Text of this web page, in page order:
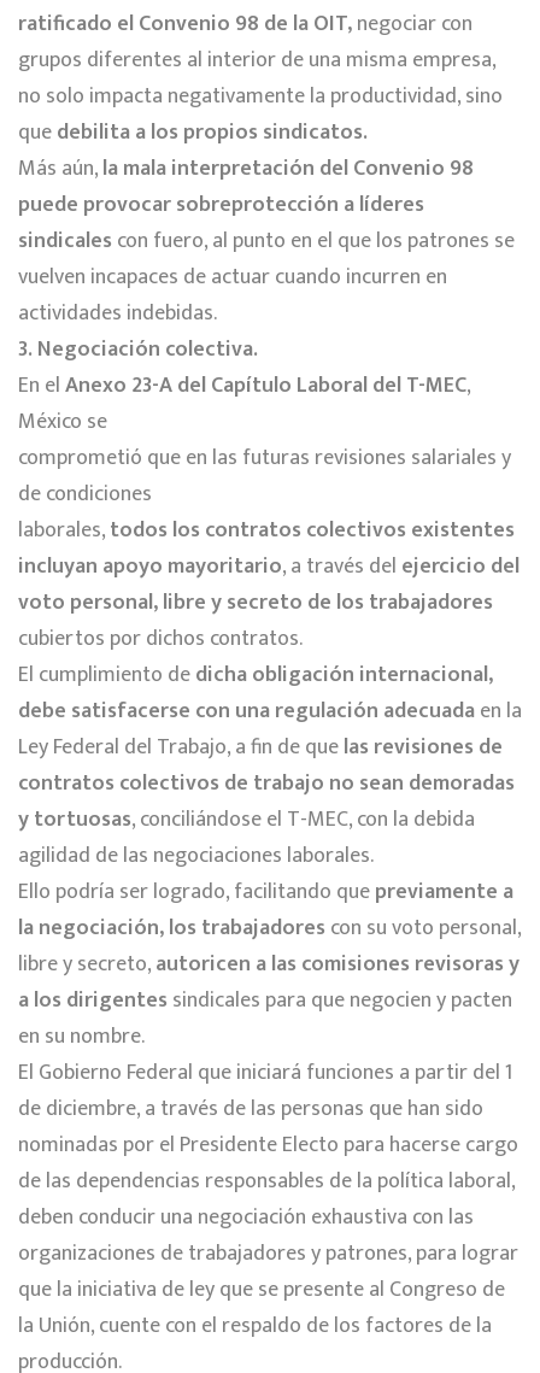
ratificado el Convenio 98 de la OIT,negociar con
grupos diferentes al interior de una misma empresa,
no solo impacta negativamente la productividad, sino
quedebilita a los propios sindicatos.
Más aún,la mala interpretación del Convenio 98
puede provocar sobreprotección a líderes
sindicales con fuero, al punto en el que los patrones se
vuelven incapaces de actuar cuando incurren en
actividades indebidas.
3. Negociación colectiva.
En elAnexo 23-A del Capítulo Laboral del T-MEC,
México se
comprometió que en las futuras revisiones salariales y
de condiciones
laborales,todos los contratos colectivos existentes
incluyan apoyo mayoritario, a través del ejercicio del
voto personal, libre y secreto de los trabajadores
cubiertos por dichos contratos.
El cumplimiento dedicha obligación internacional,
debe satisfacerse con una regulación adecuadaen la
Ley Federal del Trabajo, a fin de quelas revisiones de
contratos colectivos de trabajo no sean demoradas
y tortuosas, conciliándose el T-MEC, con la debida
agilidad de las negociaciones laborales.
Ello podría ser logrado, facilitando quepreviamente a
la negociación, los trabajadores con su voto personal,
libre y secreto,autoricen a las comisiones revisoras y
a los dirigentes sindicales para que negocien y pacten
en su nombre.
El Gobierno Federal que iniciará funciones a partir del 1
de diciembre, a través de las personas que han sido
nominadas por el Presidente Electo para hacerse cargo
de las dependencias responsables de la política laboral,
deben conducir una negociación exhaustiva con las
organizaciones de trabajadores y patrones, para lograr
que la iniciativa de ley que se presente al Congreso de
la Unión, cuente con el respaldo de los factores de la
producción.